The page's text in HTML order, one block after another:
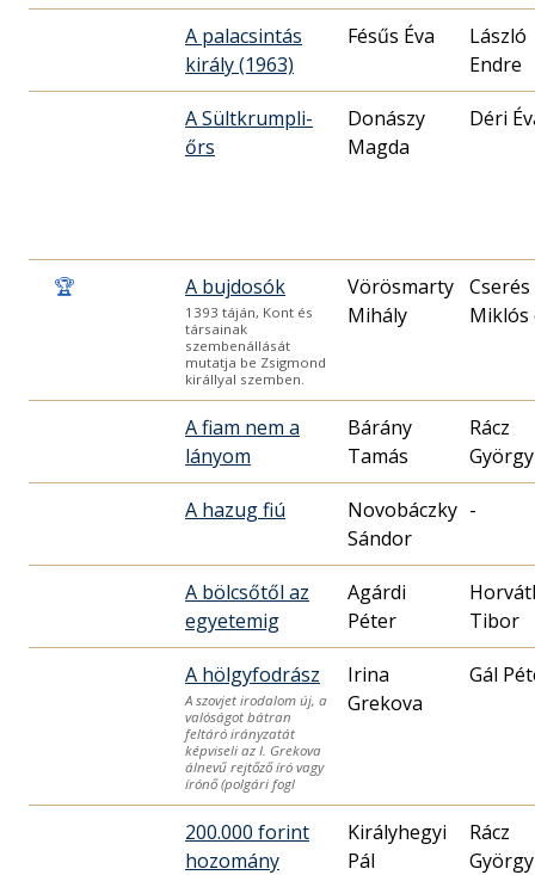
A palacsintás
király (1963)
Fésűs Éva
László
Endre
A Sültkrumpli-
őrs
Donászy
Magda
Déri
🏆 A bujdosók
1393 táján, Kont és
társainak
szembenállását
mutatja be Zsigmond
királlyal szemben.
Vörösmarty
Mihály
Cserés
Miklós
A fiam nem a
lányom
Bárány
Tamás
Rácz
György
A hazug fiú
Novobáczky
Sándor
-
A bölcsőtől az
egyetemig
Agárdi
Péter
A hölgyfodrász
A szovjet irodalom új, a
valóságot bátran
feltáró irányzatát
képviseli az I. Grekova
álnevű rejtőző író vagy
írónő (polgári fogl
Irina
Grekova
Gál
200.000 forint
hozomány
Királyhegyi
Pál
Rácz
György